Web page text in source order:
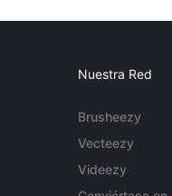
Nuestra Red
Brusheezy
Vecteezy
Videezy